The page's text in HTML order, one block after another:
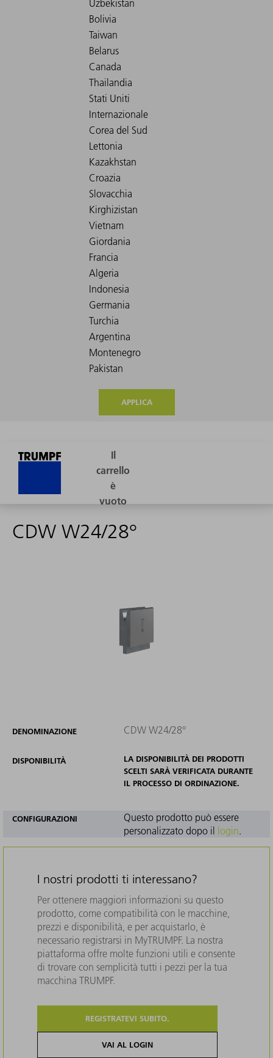
APPLICA
CDW W24/28°
DENOMINAZIONE CDW W24/28°
DISPONIBILITÀ
LA DISPONIBILITÀ DEI PRODOTTI
SCELTI SARÀ VERIFICATA DURANTE
IL PROCESSO DI ORDINAZIONE.
CONFIGURAZIONI
Questo prodotto può essere
personalizzato dopo il login.
I nostri prodotti ti interessano?
Per ottenere maggiori informazioni su questo
prodotto, come compatibilità con le macchine,
prezzi e disponibilità, e per acquistarlo, è
necessario registrarsi in MyTRUMPF. La nostra
piattaforma offre molte funzioni utili e consente
di trovare con semplicità tutti i pezzi per la tua
macchina TRUMPF.
REGISTRATEVI SUBITO.
VAI AL LOGIN